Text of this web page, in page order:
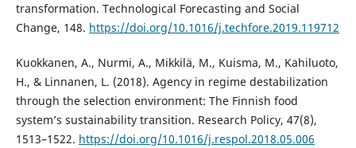
transformation. Technological Forecasting and Social
Change, 148. https://doi.org/10.1016/j.techfore.2019.119712
Kuokkanen, A., Nurmi, A., Mikkilä, M., Kuisma, M., Kahiluoto,
H., & Linnanen, L. (2018). Agency in regime destabilization
through the selection environment: The Finnish food
system’s sustainability transition. Research Policy, 47(8),
1513–1522. https://doi.org/10.1016/j.respol.2018.05.006